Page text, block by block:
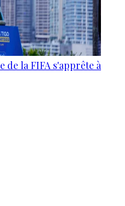
de la FIFA s'apprête à